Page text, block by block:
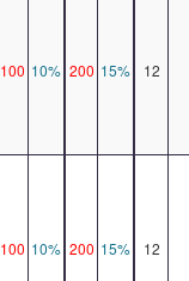
100 10% 200 15% 12
100 10% 200 15% 12